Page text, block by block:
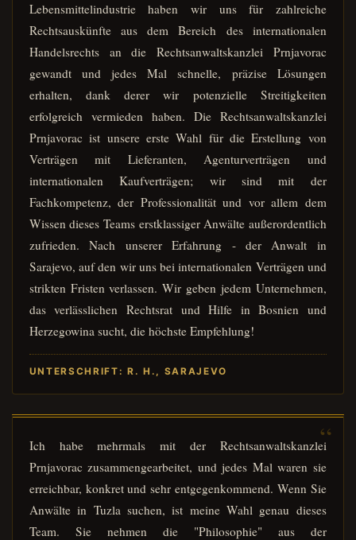
Lebensmittelindustrie haben wir uns für zahlreiche
Rechtsauskünfte aus dem Bereich des internationalen
Handelsrechts an die Rechtsanwaltskanzlei Prnjavorac
gewandt und jedes Mal schnelle, präzise Lösungen
erhalten, dank derer wir potenzielle Streitigkeiten
erfolgreich vermieden haben. Die Rechtsanwaltskanzlei
Prnjavorac ist unsere erste Wahl für die Erstellung von
Verträgen mit Lieferanten, Agenturverträgen und
internationalen Kaufverträgen; wir sind mit der
Fachkompetenz, der Professionalität und vor allem dem
Wissen dieses Teams erstklassiger Anwälte außerordentlich
zufrieden. Nach unserer Erfahrung - der Anwalt in
Sarajevo, auf den wir uns bei internationalen Verträgen und
strikten Fristen verlassen. Wir geben jedem Unternehmen,
das verlässlichen Rechtsrat und Hilfe in Bosnien und
Herzegowina sucht, die höchste Empfehlung!
UNTERSCHRIFT: R. H., SARAJEVO
Ich habe mehrmals mit der Rechtsanwaltskanzlei
Prnjavorac zusammengearbeitet, und jedes Mal waren sie
erreichbar, konkret und sehr entgegenkommend. Wenn Sie
Anwälte in Tuzla suchen, ist meine Wahl genau dieses
Team. Sie nehmen die "Philosophie" aus der